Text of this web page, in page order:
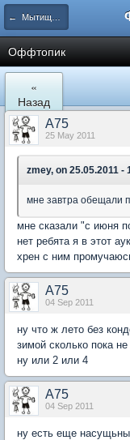
← Мытищи, Сукромка 21
Оффтопик
«
Назад
A75
25 May 2011
zmey, on 25.05.2011 -
мне завтра обещали
мне сказали "с июня
нет ребята я в этот
хрен с ним
A75
04 Sep 2011
ну что ж лето без
зимой сколько пока
ну или 2 или 4
A75
04 Sep 2011
ну есть еще